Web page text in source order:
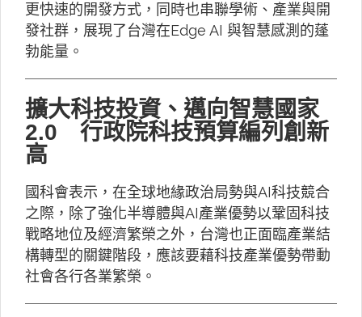
更快速的開發方式，同時也串聯學術、產業與開
發社群，展現了台灣在Edge AI 與智慧感測的蓬
勃能量。
擴大科技投資、邁向智慧國家
2.0 行政院科技預算編列創新
高
國科會表示，在全球地緣政治局勢與AI科技競合
之際，除了強化半導體與AI產業優勢以鞏固科技
戰略地位及經濟繁榮之外，台灣也正面臨產業結
構轉型的關鍵階段，應該要藉科技產業優勢帶動
社會各行各業繁榮。